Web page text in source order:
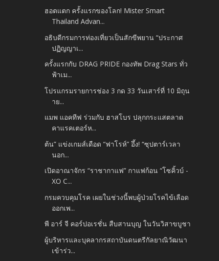
ฮอตแตก ครั้งแรกของโลก! Mister Smart
Thailand Advan...
อธิบดีกรมการท่องเที่ยวเป็นสักขีพยาน “ประกาศ
ปฏิญญาเ...
ครั้งแรกกับ DRAG PRIDE กองทัพ Drag Stars ทั่ว
ฟ้าเม...
โปรแกรมรายการช่อง 3 กด 33 วันเสาร์ที่ 10 มิถุน
าย...
แมพ แอคทีฟ ร่วมกับ ฮาสโบร ปลุกกระแสตลาด
คาแรคเตอร์ห...
ต้น” แข่งเกมส์เดือด “ฟาโรห์” อึ้ง! “ซุปตาร์เวลา
นอก...
เปิดอาณาจักร “ราชากาแฟ” กาแฟก้อน “โซคิ้วบ์ -
XO C...
กรมควบคุมโรค เผยในช่วงนี้พบผู้ป่วยโรคไข้เลือด
ออกเพ...
พี อาร์ จี คอร์ปอเรชั่น สืบสานบุญ ในวันวิสาขบูชา
ผู้บริหารและบุคลากรสถาบันดนตรีกัลยาณิวัฒนา
เข้าร่ว...